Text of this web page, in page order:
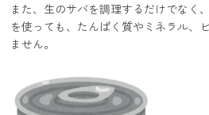
また、生のサバを調理するだけでなく、
を使っても、たんぱく質やミネラル、
ません。